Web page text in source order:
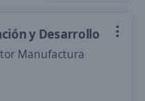
y Desarrollo
Manufactura